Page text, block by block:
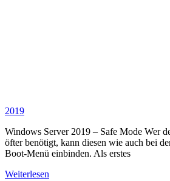
2019
Windows Server 2019 – Safe Mode Wer
öfter benötigt, kann diesen wie auch bei
Boot-Menü einbinden. Als erstes
Weiterlesen